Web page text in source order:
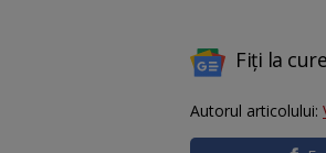
Fiți la
Autorul articolului: